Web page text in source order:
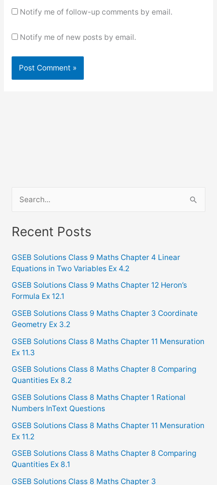
Notify me of follow-up comments by email.
Notify me of new posts by email.
a
c
h
f
o
r
Recent Posts
GSEB Solutions Class 9 Maths Chapter 4 Linear
Equations in Two Variables Ex 4.2
GSEB Solutions Class 9 Maths Chapter 12 Heron’s
Formula Ex 12.1
GSEB Solutions Class 9 Maths Chapter 3 Coordinate
Geometry Ex 3.2
GSEB Solutions Class 8 Maths Chapter 11 Mensuration
Ex 11.3
GSEB Solutions Class 8 Maths Chapter 8 Comparing
Quantities Ex 8.2
GSEB Solutions Class 8 Maths Chapter 1 Rational
Numbers InText Questions
GSEB Solutions Class 8 Maths Chapter 11 Mensuration
Ex 11.2
GSEB Solutions Class 8 Maths Chapter 8 Comparing
Quantities Ex 8.1
GSEB Solutions Class 8 Maths Chapter 3